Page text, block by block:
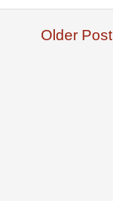
Older Post